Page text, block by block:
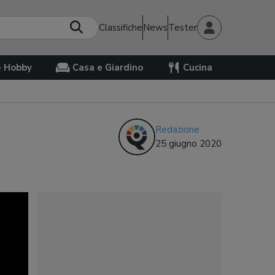
Classifiche NewsTester
Hobby Casa e Giardino Cucina
Redazione
25 giugno 2020